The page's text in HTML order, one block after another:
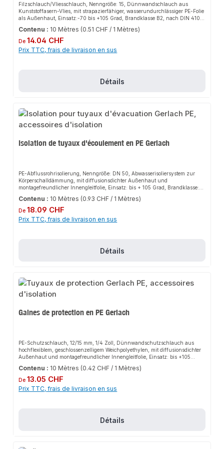
Filzschlauch/Vliesschlauch, Nenngröße: 15, Dünnwandschlauch aus
Kunststoffasern-Vlies, mit strapazierfähiger, wasserundurchlässiger PE-Folie
als Außenhaut, Einsatz:-70 bis +105 Grad, Brandklasse B2, nach DIN 4102
geprüft, Isolierdicke: 4 mm, Farbe: grau, Länge: 10 m pro Schlaufe für
Kaltwasserleitungen nach DIN 1988 Teil 2
Contenu : 10 Mètres (0.51 CHF / 1 Mètres)
Prix régulier :
De14.04 CHF
Prix TTC, frais de livraison en sus
Détails
Isolation de tuyaux d'écoulement en PE Gerlach
PE-Abflussrohrisolierung, Nenngröße: DN 50, Abwasserisoliersystem zur
Körperschalldämmung, mit diffusionsdichter Außenhaut und
montagefreundlicher Innengleitfolie, Einsatz: bis + 105 Grad, Brandklasse:
B2, nach DIN 4102 geprüft, Isolierdicke: 4 mm, Farbe: rot, Länge 10 m, als
Schall- und Schwitzwasserschutz
Contenu : 10 Mètres (0.93 CHF / 1 Mètres)
Prix régulier :
De18.09 CHF
Prix TTC, frais de livraison en sus
Détails
Gaines de protection en PE Gerlach
PE-Schutzschlauch, 12/15 mm, 1/4 Zoll, Dünnwandschutzschlauch aus
hochflexiblem, geschlossenzelligem Weichpolyethylen, mit diffusionsdichter
Außenhaut und montagefreundlicher Innengleitfolie, Einsatz: bis +105
Grad, Brandklasse: B2, nach DIN 4102 geprüft, Isolierdicke: 4mm, Farbe: rot,
Länge 10 m pro Schlaufe, für Kaltwasserleitungen nach DIN 1988 Teil 2
Contenu : 10 Mètres (0.42 CHF / 1 Mètres)
Prix régulier :
De13.05 CHF
Prix TTC, frais de livraison en sus
Détails